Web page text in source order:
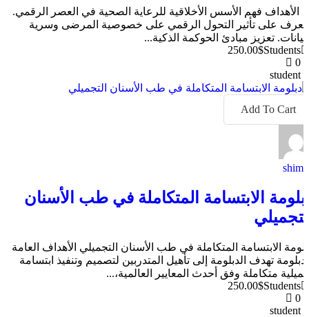
الأهداف فهم الأسس الأخلاقية للرعاية الصحية في العصر الرقمي.
على تأثير التحول الرقمي على خصوصية المرضى وسرية
تعزيز مبادئ الحوكمة الذكية...
Students
0
student
250.00$
Add To Cart
الابتسامة المتكاملة في طب الأسنان
الابتسامة المتكاملة في طب الأسنان التجميلي الأهداف العامة
تهدف الدبلومة إلى تأهيل المتدربين لتصميم وتنفيذ ابتسامة
متكاملة وفق أحدث المعايير العالمية،...
Students
0
student
250.00$